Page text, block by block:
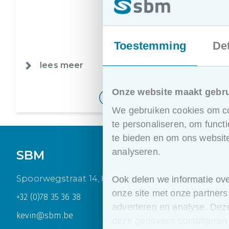
Toestemming
Onze website maakt
We gebruiken cookies om
te personaliseren, om
te bieden en om ons
analyseren.
Ook delen we informatie
onze site met onze
adverteren en analyse.
lees meer 3 min
lees meer 3 min
toekomstgericht te sturen
3 min
lees meer 3 min
SBM
Spoorwegstraat 14, 8200 Brugge
+32 (0)78 35 36 38
kevin@sbm.be